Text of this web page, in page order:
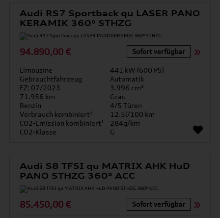
Audi RS7 Sportback qu LASER PANO
KERAMIK 360° STHZG
94.890,00 € Sofort verfügbar
Limousine
441 kW (600 PS)
Gebrauchtfahrzeug
Automatik
EZ: 07/2023
3.996 cm³
71.956 km
Grau
Benzin
4/5 Türen
Verbrauch kombiniert¹
12.5l/100 km
CO2-Emission kombiniert¹
284g/km
CO2-Klasse
G
Audi S8 TFSI qu MATRIX AHK HuD
PANO STHZG 360° ACC
85.450,00 € Sofort verfügbar